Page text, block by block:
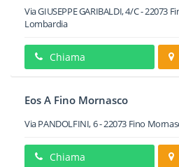
Via GIUSEPPE GARIBALDI, 4/C-22073
Lombardia
Chiama
Eos A Fino Mornasco
Via PANDOLFINI, 6-22073 Fino
Chiama